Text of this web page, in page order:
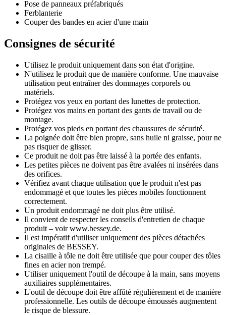
Pose de panneaux préfabriqués
Ferblanterie
Couper des bandes en acier d'une main
Consignes de sécurité
Utilisez le produit uniquement dans son état d'origine.
N'utilisez le produit que de manière conforme. Une mauvaise
utilisation peut entraîner des dommages corporels ou
matériels.
Protégez vos yeux en portant des lunettes de protection.
Protégez vos mains en portant des gants de travail ou de
montage.
Protégez vos pieds en portant des chaussures de sécurité.
La poignée doit être bien propre, sans huile ni graisse, pour ne
pas risquer de glisser.
Ce produit ne doit pas être laissé à la portée des enfants.
Les petites pièces ne doivent pas être avalées ni insérées dans
des orifices.
Vérifiez avant chaque utilisation que le produit n'est pas
endommagé et que toutes les pièces mobiles fonctionnent
correctement.
Un produit endommagé ne doit plus être utilisé.
Il convient de respecter les conseils d'entretien de chaque
produit – voir www.bessey.de.
Il est impératif d'utiliser uniquement des pièces détachées
originales de BESSEY.
La cisaille à tôle ne doit être utilisée que pour couper des tôles
fines en acier non trempé.
Utiliser uniquement l'outil de découpe à la main, sans moyens
auxiliaires supplémentaires.
L'outil de découpe doit être affûté régulièrement et de manière
professionnelle. Les outils de découpe émoussés augmentent
le risque de blessure.